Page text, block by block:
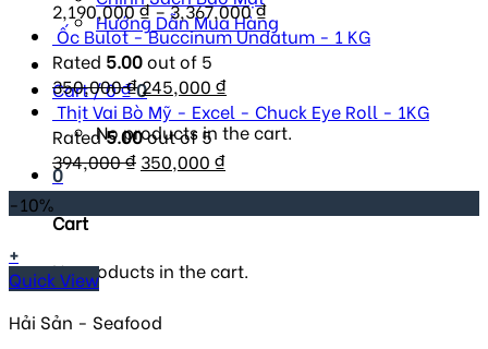
Hướng Dẫn Mua Hàng
Cart /0₫0
No products in the cart.
0
Cart
No products in the cart.
2,190,000₫–3,367,000₫
Ốc Bulot - Buccinum Undatum - 1 KG
Rated 5.00out of 5
350,000₫Original
price
was:
350,000 ₫.
245,000 ₫Current
price
is:
Thịt Vai Bò Mỹ - Excel - Chuck Eye Roll - 1KG
Rated5.00out of 5
394,000₫ Original
price
was:
350,000 ₫Current
price
is:
-10%
+
Quick View
Hải Sản - Seafood